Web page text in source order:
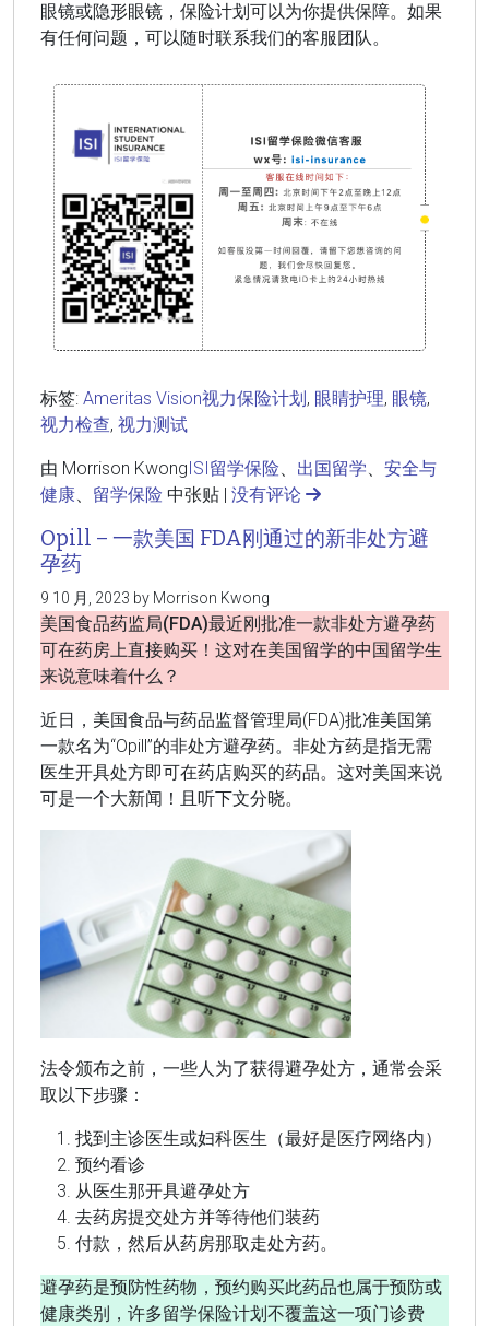
眼镜或隐形眼镜，保险计划可以为你提供保障。如果
有任何问题，可以随时联系我们的客服团队。
标签: Ameritas Vision视力保险计划 , 眼睛护理, 眼镜,
视力检查, 视力测试
由 Morrison Kwong ISI留学保险、 出国留学、 安全与
健康、 留学保险 中张贴 | 没有评论
Opill – 一款美国 FDA刚通过的新非处方避
孕药
9 10 月, 2023 by Morrison Kwong
美国食品药监局(FDA)最近刚批准一款非处方避孕药
可在药房上直接购买！这对在美国留学的中国留学生
来说意味着什么？
近日，美国食品与药品监督管理局(FDA)批准美国第
一款名为“Opill”的非处方避孕药。非处方药是指无需
医生开具处方即可在药店购买的药品。这对美国来说
可是一个大新闻！且听下文分晓。
法令颁布之前，一些人为了获得避孕处方，通常会采
取以下步骤：
找到主诊医生或妇科医生（最好是医疗网络内）
预约看诊
从医生那开具避孕处方
去药房提交处方并等待他们装药
付款，然后从药房那取走处方药。
避孕药是预防性药物，预约购买此药品也属于预防或
健康类别，许多留学保险计划不覆盖这一项门诊费